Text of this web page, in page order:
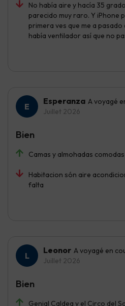
No había aire y hacía 35
parecido muy raro. Y iPhone
primera ves que me a
había ventilador así que no
Esperanza A voyagé
Juillet 2026
Camas y almohadas comodas
Habitacion són aire
falta
Bien
Leonor A voyagé en
Juillet 2026
Genial Caldea y el Circo del
Bien